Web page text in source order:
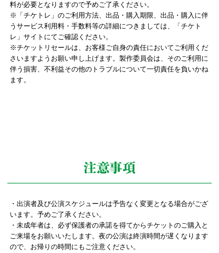
料が必要となりますので予めご了承ください。
※「チケトレ」のご利用方法、出品・購入期限、出品・購入に伴
うサービス利用料・手数料等の詳細につきましては、「チケト
レ」サイトにてご確認ください。
※チケットリセールは、お客様ご自身の責任においてご利用くだ
さいますようお願い申し上げます。製作委員会は、そのご利用に
伴う損害、不利益その他のトラブルについて一切責任を負いかね
ます。
・出演者及び公演スケジュールは予告なく変更となる場合がござ
います。予めご了承ください。
・未成年者は、必ず保護者の承諾を得てからチケットのご購入と
ご来場をお願いいたします。夜の公演は終演時間が遅くなります
ので、お帰りの時間にもご注意ください。